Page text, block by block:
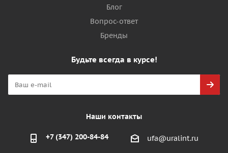
Блог
Вопрос-ответ
Бренды
Будьте всегда в курсе!
Наши контакты
+7 (347) 200-84-84 ufa@uralint.ru